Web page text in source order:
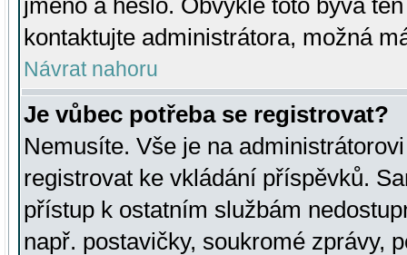
jméno a heslo. Obvykle toto bývá
kontaktujte administrátora, možná
Návrat nahoru
Je vůbec potřeba se registrovat?
Nemusíte. Vše je na
registrovat ke vkládání příspěvků.
přístup k ostatním službám
např. postavičky, soukromé zprávy,